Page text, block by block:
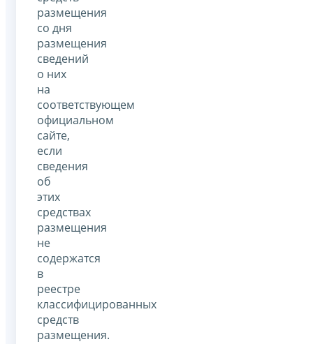
размещения
со дня
размещения
сведений
о них
на
соответствующем
официальном
сайте,
если
сведения
об
этих
средствах
размещения
не
содержатся
в
реестре
классифицированных
средств
размещения.